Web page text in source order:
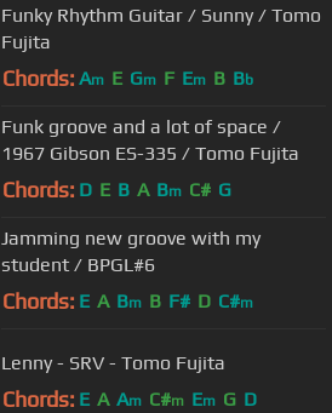
Funky Rhythm Guitar / Sunny / Tomo
Fujita
Chords: Am E Gm F Em B Bb
Funk groove and a lot of space /
1967 Gibson ES-335 / Tomo Fujita
Chords: D E B A Bm C# G
Jamming new groove with my
student / BPGL#6
Chords: E A Bm B F# D C#m
Lenny - SRV - Tomo Fujita
Chords: E A Am C#m Em G D